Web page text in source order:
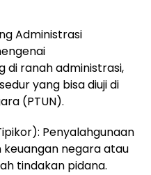
Administrasi
di ranah administrasi,
yang bisa diuji di
(PTUN).
Penyalahgunaan
negara atau
tindakan pidana.